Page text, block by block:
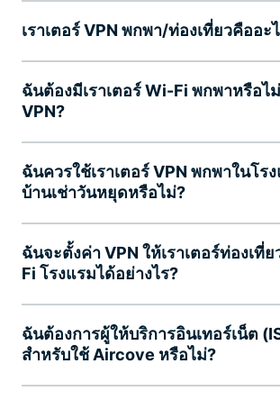
เราเตอร์ VPN พกพา/ท่องเที่ยวคืออะ
ฉันต้องมีเราเตอร์ Wi-Fi พกพาหรือไ
VPN?
ฉันควรใช้เราเตอร์ VPN พกพาในโร
บ้านเช่าวันหยุดหรือไม่?
ฉันจะตั้งค่า VPN ให้เราเตอร์ท่องเที่
Fi โรงแรมได้อย่างไร?
ฉันต้องการผู้ให้บริการอินเทอร์เน็ต
สำหรับใช้ Aircove หรือไม่?